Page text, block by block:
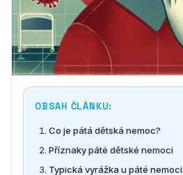
OBSAH ČLÁNKU:
Co je pátá dětská nemoc?
Příznaky páté dětské nemoci
Typická vyrážka u páté nemoci